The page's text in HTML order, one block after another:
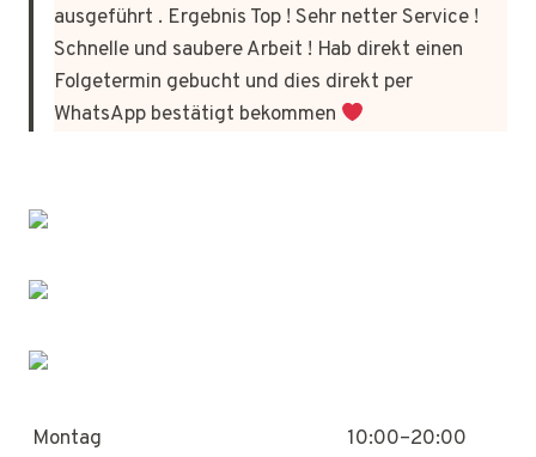
ausgeführt . Ergebnis Top ! Sehr netter Service !
Schnelle und saubere Arbeit ! Hab direkt einen
Folgetermin gebucht und dies direkt per
WhatsApp bestätigt bekommen
Montag
10:00–20:00